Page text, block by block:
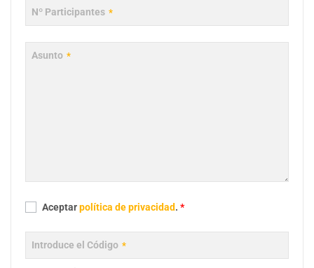
Nº Participantes *
Asunto *
Aceptarpolítica de privacidad. *
Introduce el Código *